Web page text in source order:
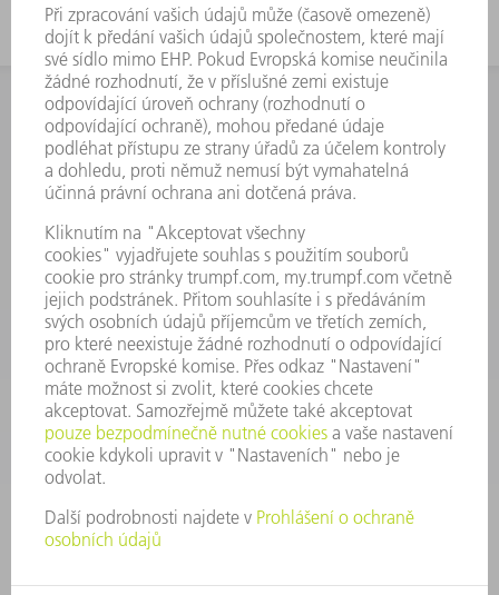
INFORMACE
Často kladené dotazy
Všeobecné obchodní podmínky
KONTAKTNÍ ÚDAJE
Náhradní díly
+420 251 106 254
Po - čt 8:00 - 17:00
Pá 8:00 - 16:00
ND@trumpf.com
KONTAKTNÍ ÚDAJE
Nástroje
+420 251 106 250
Po - pá 8:00 - 16:00
nastroje@trumpf.com